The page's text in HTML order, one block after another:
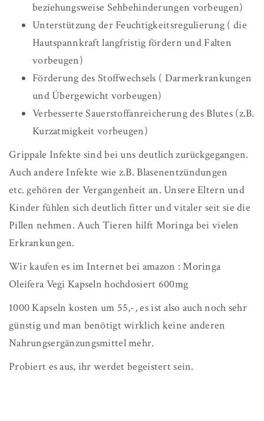
beziehungsweise Sehbehinderungen vorbeugen)
Unterstützung der Feuchtigkeitsregulierung ( die
Hautspannkraft langfristig fördern und Falten
vorbeugen)
Förderung des Stoffwechsels ( Darmerkrankungen
und Übergewicht vorbeugen)
Verbesserte Sauerstoffanreicherung des Blutes (z.B.
Kurzatmigkeit vorbeugen)
Grippale Infekte sind bei uns deutlich zurückgegangen.
Auch andere Infekte wie z.B. Blasenentzündungen
etc. gehören der Vergangenheit an. Unsere Eltern und
Kinder fühlen sich deutlich fitter und vitaler seit sie die
Pillen nehmen. Auch Tieren hilft Moringa bei vielen
Erkrankungen.
Wir kaufen es im Internet bei amazon : Moringa
Oleifera Vegi Kapseln hochdosiert 600mg
1000 Kapseln kosten um 55,-, es ist also auch noch sehr
günstig und man benötigt wirklich keine anderen
Nahrungsergänzungsmittel mehr.
Probiert es aus, ihr werdet begeistert sein.